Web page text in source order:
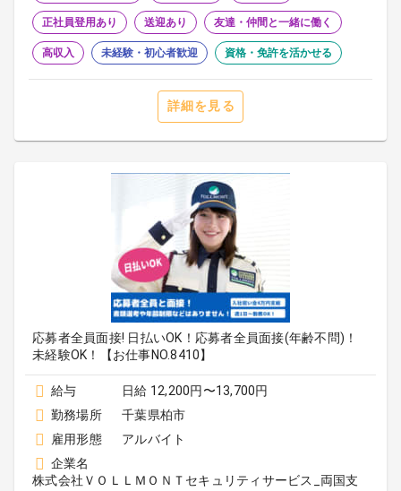
正社員登用あり 送迎あり 友達・仲間と一緒に働く
高収入 未経験・初心者歓迎 資格・免許を活かせる
詳細を見る
応募者全員面接! 日払いOK！応募者全員面接(年齢不問)！
未経験OK！【お仕事NO.8410】
給与
日給 12,200円〜13,700円
勤務場所
千葉県柏市
雇用形態
アルバイト
企業名
株式会社ＶＯＬＬＭＯＮＴセキュリティサービス_両国支